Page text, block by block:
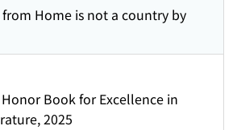
Home is not a country by
Book for Excellence in
2025